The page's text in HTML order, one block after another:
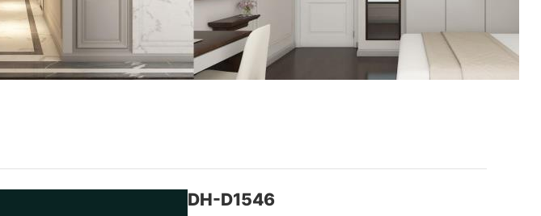
DH-D1546